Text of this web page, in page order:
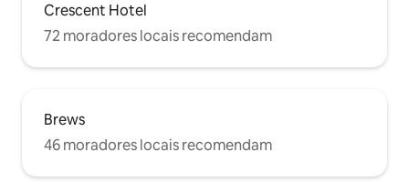
Crescent Hotel
72 moradores locais recomendam
Brews
46 moradores locais recomendam